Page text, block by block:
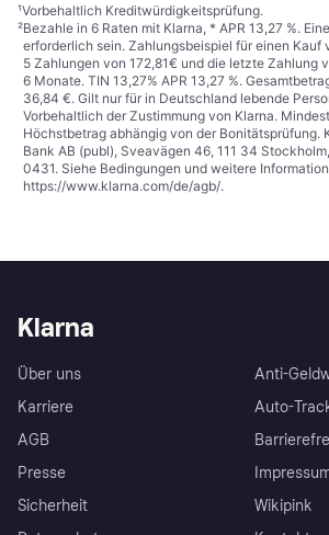
¹Vorbehaltlich Kreditwürdigkeitsprüfung.
²Bezahle in 6 Raten mit Klarna, * APR 13,27 %.
erforderlich sein. Zahlungsbeispiel für einen Kauf
5 Zahlungen von 172,81€ und die letzte Zahlung
6 Monate. TIN 13,27% APR 13,27 %.
36,84 €. Gilt nur für in Deutschland lebende
Vorbehaltlich der Zustimmung von Klarna.
Höchstbetrag abhängig von der Bonitätsprüfung.
Bank AB (publ), Sveavägen 46, 111 34
0431. Siehe Bedingungen und weitere
https://www.klarna.com/de/agb/.
Klarna
Über uns
Karriere
AGB
Presse
Sicherheit
Anti-
Auto-
Wikipink